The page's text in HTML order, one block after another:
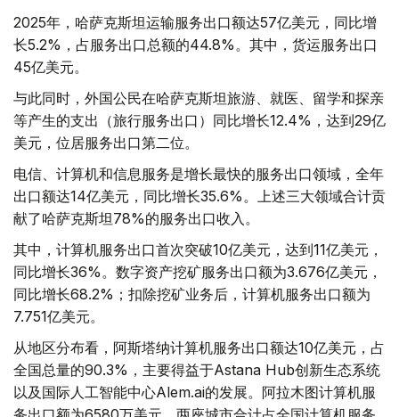
2025年，哈萨克斯坦运输服务出口额达57亿美元，同比增
长5.2%，占服务出口总额的44.8%。其中，货运服务出口
45亿美元。
与此同时，外国公民在哈萨克斯坦旅游、就医、留学和探亲
等产生的支出（旅行服务出口）同比增长12.4%，达到29亿
美元，位居服务出口第二位。
电信、计算机和信息服务是增长最快的服务出口领域，全年
出口额达14亿美元，同比增长35.6%。上述三大领域合计贡
献了哈萨克斯坦78%的服务出口收入。
其中，计算机服务出口首次突破10亿美元，达到11亿美元，
同比增长36%。数字资产挖矿服务出口额为3.676亿美元，
同比增长68.2%；扣除挖矿业务后，计算机服务出口额为
7.751亿美元。
从地区分布看，阿斯塔纳计算机服务出口额达10亿美元，占
全国总量的90.3%，主要得益于Astana Hub创新生态系统
以及国际人工智能中心Alem.ai的发展。阿拉木图计算机服